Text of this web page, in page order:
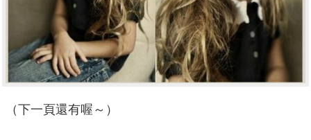
（下一頁還有喔～）